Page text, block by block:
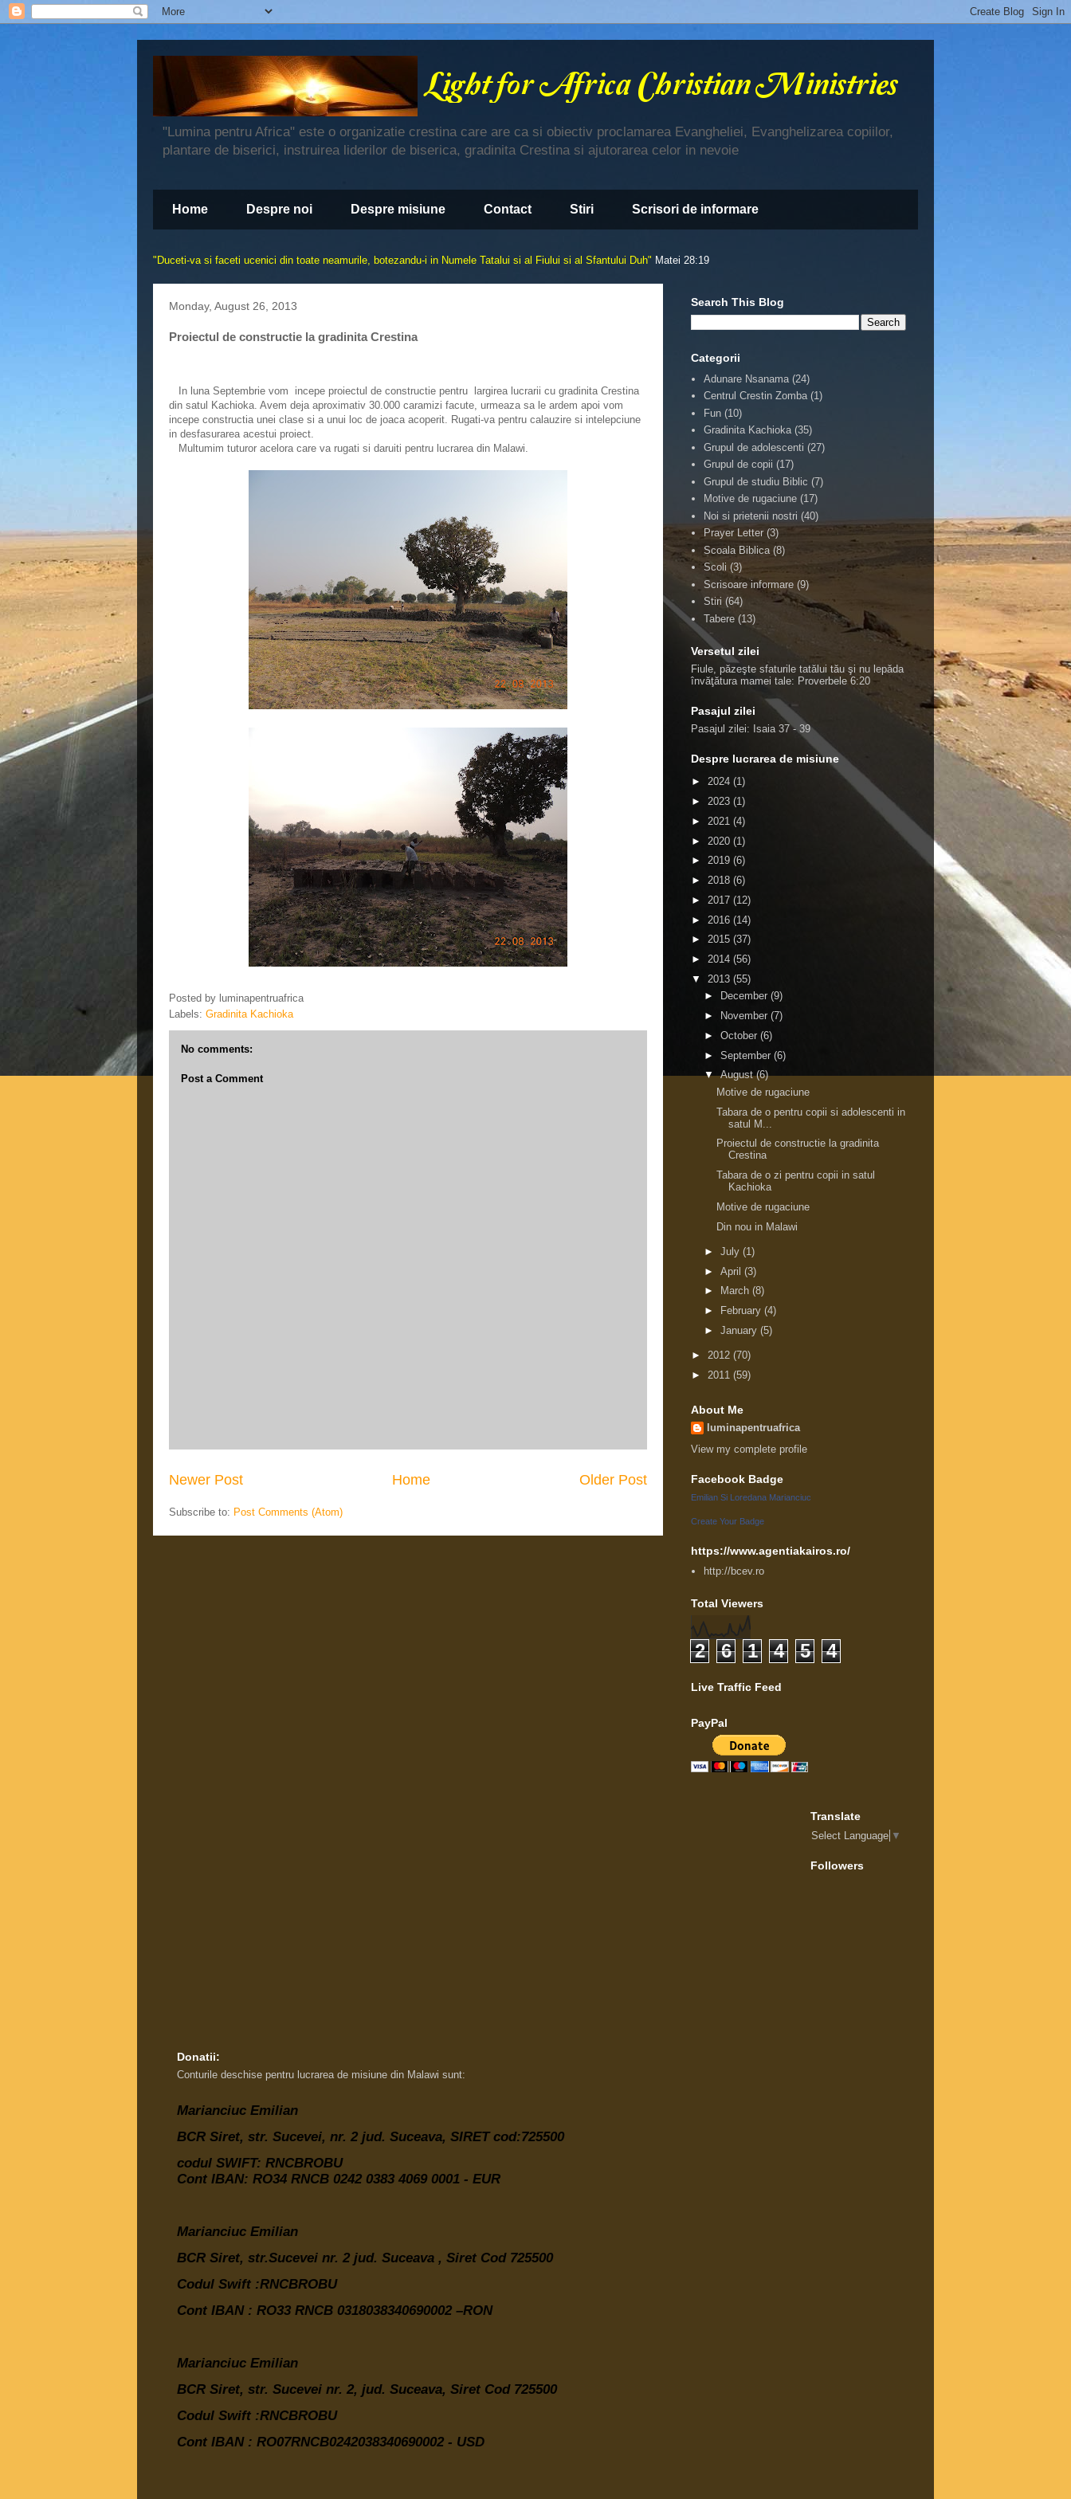
"Lumina pentru Africa" este o organizatie crestina care are ca si obiectiv proclamarea Evangheliei, Evanghelizarea copiilor,
plantare de biserici, instruirea liderilor de biserica, gradinita Crestina si ajutorarea celor in nevoie
Home Despre noi Despre misiune Contact Stiri Scrisori de informare
" Duceti-va si faceti ucenici din toate neamurile, botezandu-i in Numele Tatalui si al Fiului si al Sfantului Duh" Matei 28:19
Monday, August 26, 2013
Proiectul de constructie la gradinita Crestina
In luna Septembrie vom incepe proiectul de constructie pentru largirea lucrarii cu gradinita Crestina
din satul Kachioka. Avem deja aproximativ 30.000 caramizi facute, urmeaza sa le ardem apoi vom
incepe constructia unei clase si a unui loc de joaca acoperit. Rugati-va pentru calauzire si intelepciune
in desfasurarea acestui proiect.
Multumim tuturor acelora care va rugati si daruiti pentru lucrarea din Malawi.
Posted by luminapentruafrica
Labels: Gradinita Kachioka
No comments:
Post a Comment
Newer Post Older Post
Home
Subscribe to: Post Comments (Atom)
Search This Blog
Categorii
Adunare Nsanama (24)
Centrul Crestin Zomba (1)
Fun (10)
Gradinita Kachioka (35)
Grupul de adolescenti (27)
Grupul de copii (17)
Grupul de studiu Biblic (7)
Motive de rugaciune (17)
Noi si prietenii nostri (40)
Prayer Letter (3)
Scoala Biblica (8)
Scoli (3)
Scrisoare informare (9)
Stiri (64)
Tabere (13)
Versetul zilei
Fiule, păzeşte sfaturile tatălui tău şi nu lepăda
învăţătura mamei tale: Proverbele 6:20
Pasajul zilei
Pasajul zilei: Isaia 37 - 39
Despre lucrarea de misiune
► 2024 (1)
► 2023 (1)
► 2021 (4)
► 2020 (1)
► 2019 (6)
► 2018 (6)
► 2017 (12)
► 2016 (14)
► 2015 (37)
► 2014 (56)
▼ 2013 (55)
►
December (9)
►
November (7)
► October (6)
► September (6)
▼August(6)
Motive de rugaciune
Tabara de o pentru copii si adolescenti in
satul M...
Proiectul de constructie la gradinita
Crestina
Tabara de o zi pentru copii in satul
Kachioka
Motive de rugaciune
Din nou in Malawi
► July (1)
► April (3)
►
March (8)
►
February (4)
► January (5)
► 2012 (70)
► 2011 (59)
About Me
luminapentruafrica
View my complete profile
Facebook Badge
Emilian Si Loredana Marianciuc
Create Your Badge
https://www.agentiakairos.ro/
http://bcev.ro
Total Viewers
2 6 1 4 5 4
Live Traffic Feed
PayPal
Translate
Select Language ▼
Followers
Donatii:
Conturile deschise pentru lucrarea de misiune din Malawi sunt:
Marianciuc Emilian
BCR Siret, str. Sucevei, nr. 2 jud. Suceava, SIRET cod:725500
codul SWIFT: RNCBROBU
Cont IBAN: RO34 RNCB 0242 0383 4069 0001 - EUR
Marianciuc Emilian
BCR Siret, str.Sucevei nr. 2 jud. Suceava , Siret Cod 725500
Codul Swift :RNCBROBU
Cont IBAN : RO33 RNCB 0318038340690002 –RON
Marianciuc Emilian
BCR Siret, str. Sucevei nr. 2, jud. Suceava, Siret Cod 725500
Codul Swift :RNCBROBU
Cont IBAN : RO07RNCB0242038340690002 - USD